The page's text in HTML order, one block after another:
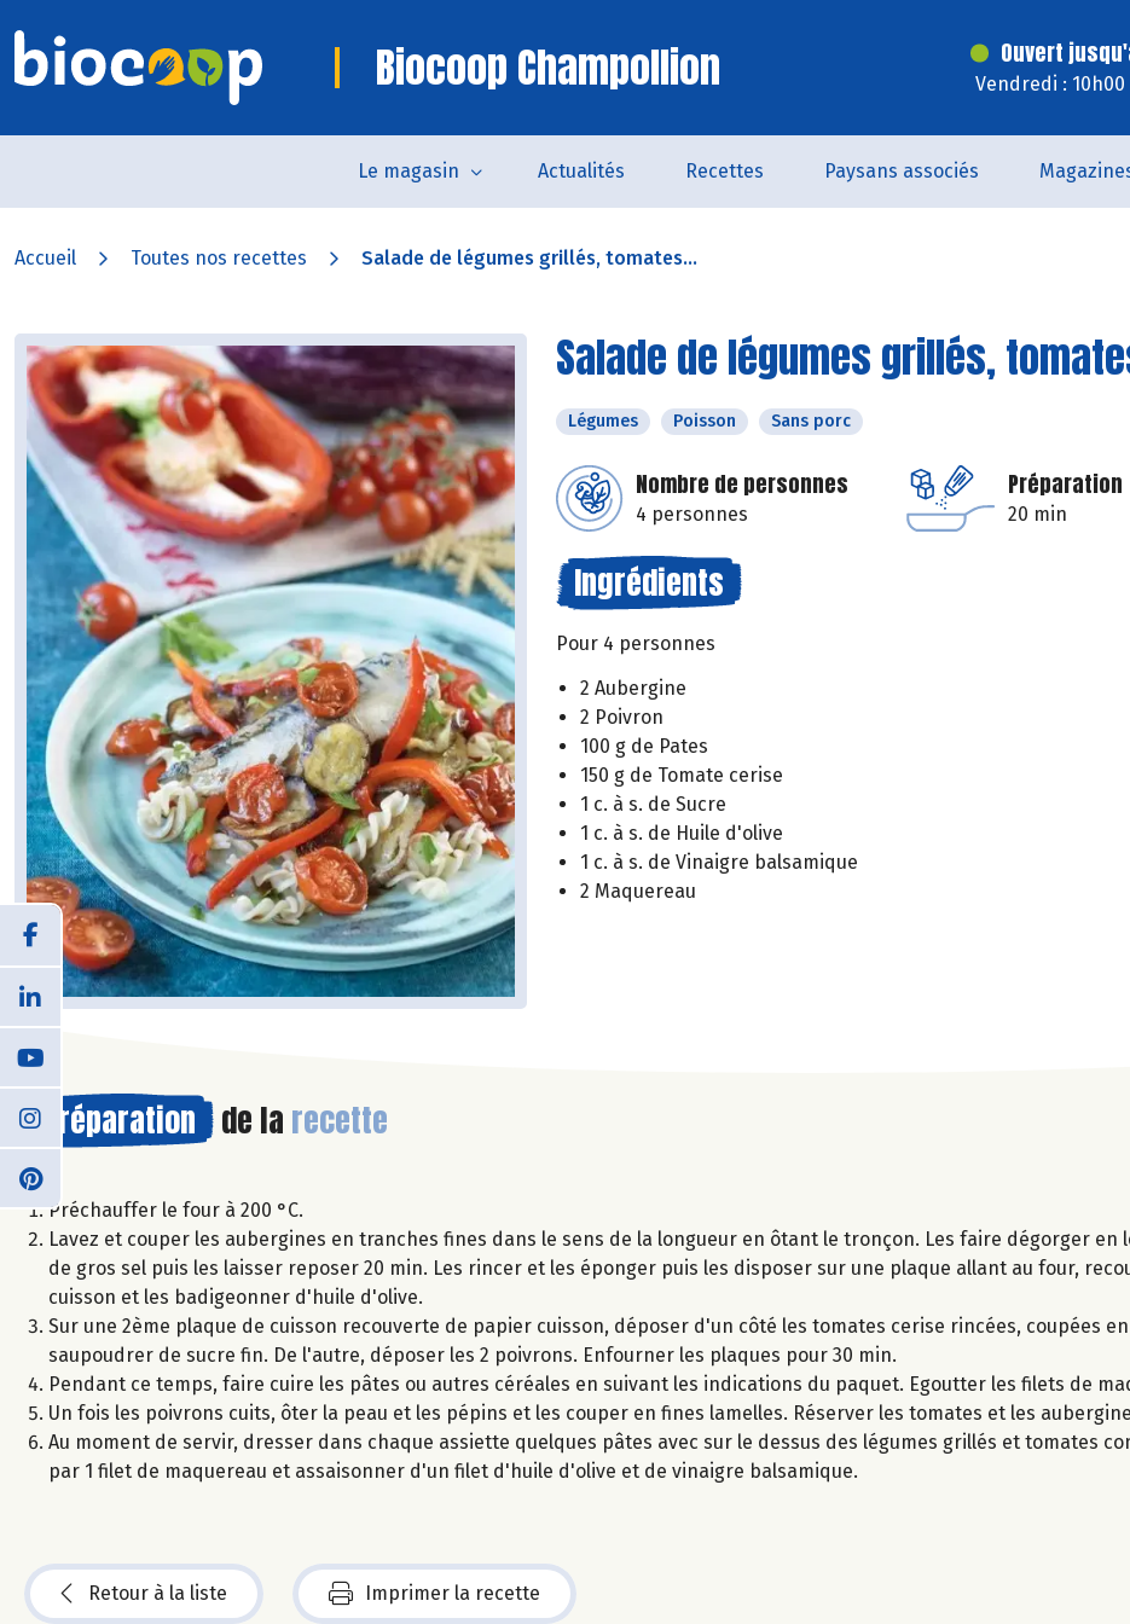
Biocoop Champollion Ouvert
Vendredi : 10h00
Le magasin Actualités Recettes Paysans associés
Accueil Toutes nos recettes Salade de légumes grillés, tomates...
Salade de légumes grillés,
Légumes Poisson Sans porc
Nombre de personnes
4 personnes
Préparation
20 min
Ingrédients
Pour 4 personnes
2 Aubergine
2 Poivron
100 g de Pates
150 g de Tomate cerise
1 c. à s. de Sucre
1 c. à s. de Huile d'olive
1 c. à s. de Vinaigre balsamique
2 Maquereau
Préparation de la recette
Préchauffer le four à 200 °C.
Lavez et couper les aubergines en tranches fines dans le sens de la longueur en ôtant le tronçon. Les faire dégorger en
de gros sel puis les laisser reposer 20 min. Les rincer et les éponger puis les disposer sur une plaque allant au four,
cuisson et les badigeonner d'huile d'olive.
Sur une 2ème plaque de cuisson recouverte de papier cuisson, déposer d'un côté les tomates cerise rincées, coupées
saupoudrer de sucre fin. De l'autre, déposer les 2 poivrons. Enfourner les plaques pour 30 min.
Pendant ce temps, faire cuire les pâtes ou autres céréales en suivant les indications du paquet. Egoutter les filets de
Un fois les poivrons cuits, ôter la peau et les pépins et les couper en fines lamelles. Réserver les tomates et les
Au moment de servir, dresser dans chaque assiette quelques pâtes avec sur le dessus des légumes grillés et tomates
par 1 filet de maquereau et assaisonner d'un filet d'huile d'olive et de vinaigre balsamique.
Retour à la liste Imprimer la recette